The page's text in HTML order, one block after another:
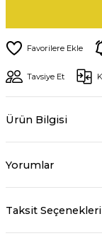
Tavsiye Et
Ürün Bilgisi
Yorumlar
Taksit Seçenekleri